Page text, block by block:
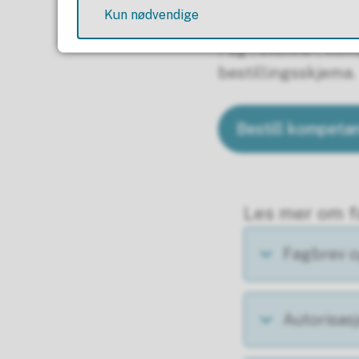
Fag-, svenne-,
bestillingsskjema.
Bestill
Les mer om
Fagbrev
Kun nødvendige